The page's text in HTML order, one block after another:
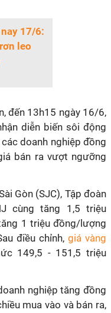
17/6:
leo
đến 13h15 ngày 16/6,
diễn biến sôi động
doanh nghiệp đồng
bán ra vượt ngưỡng
Gòn (SJC), Tập đoàn
cùng tăng 1,5 triệu
1 triệu đồng/lượng
điều chỉnh, giá vàng
149,5 - 151,5 triệu
nghiệp tăng đồng
mua vào và bán ra,